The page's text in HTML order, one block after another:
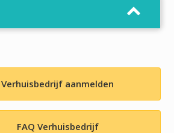
Verhuisbedrijf aanmelden
FAQ Verhuisbedrijf